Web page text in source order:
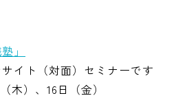
」
イト（対面）セミナーです
木）、16日（金）